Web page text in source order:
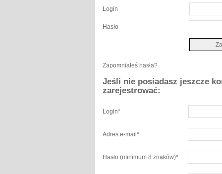
Login
Hasło
Zapomniałeś hasła?
Jeśli nie posiadasz jeszcze
zarejestrować:
Login*
Adres e-mail *
Hasło (minimum 8 znaków)*